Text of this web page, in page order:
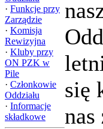
· Funkcje przy
Zarządzie
· Komisja
Rewizyjna
· Kluby przy
ON PZK w
Pile
· Członkowie
Oddziału
· Informacje
składkowe
się
nas